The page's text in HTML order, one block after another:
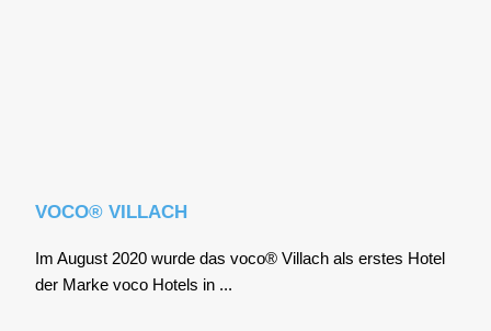
VOCO® VILLACH
Im August 2020 wur­de das voco® Vil­lach als ers­tes Hotel
der Mar­ke voco Hotels in ...